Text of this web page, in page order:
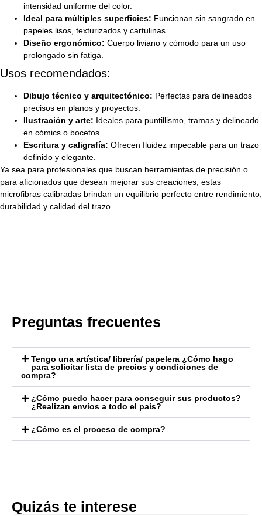
intensidad uniforme del color.
Ideal para múltiples superficies: Funcionan sin sangrado en
papeles lisos, texturizados y cartulinas.
Diseño ergonómico: Cuerpo liviano y cómodo para un uso
prolongado sin fatiga.
Usos recomendados:
Dibujo técnico y arquitectónico: Perfectas para delineados
precisos en planos y proyectos.
Ilustración y arte: Ideales para puntillismo, tramas y delineado
en cómics o bocetos.
Escritura y caligrafía: Ofrecen fluidez impecable para un trazo
definido y elegante.
Ya sea para profesionales que buscan herramientas de precisión o
para aficionados que desean mejorar sus creaciones, estas
microfibras calibradas brindan un equilibrio perfecto entre rendimiento,
durabilidad y calidad del trazo.
Preguntas frecuentes
Tengo una artística/ librería/ papelera ¿Cómo hago
para solicitar lista de precios y condiciones de
compra?
¿Cómo puedo hacer para conseguir sus productos?
¿Realizan envíos a todo el país?
¿Cómo es el proceso de compra?
Quizás te interese